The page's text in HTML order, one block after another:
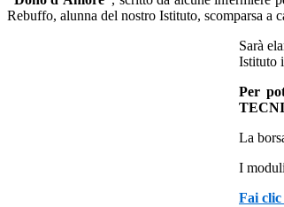
Rebuffo, alunna del nostro Istituto, scomparsa a
Sarà
Istituto
Per
La
I
Fai